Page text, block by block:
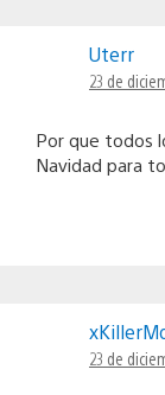
Uterr
23 de
Por que todos
Navidad para
23 de